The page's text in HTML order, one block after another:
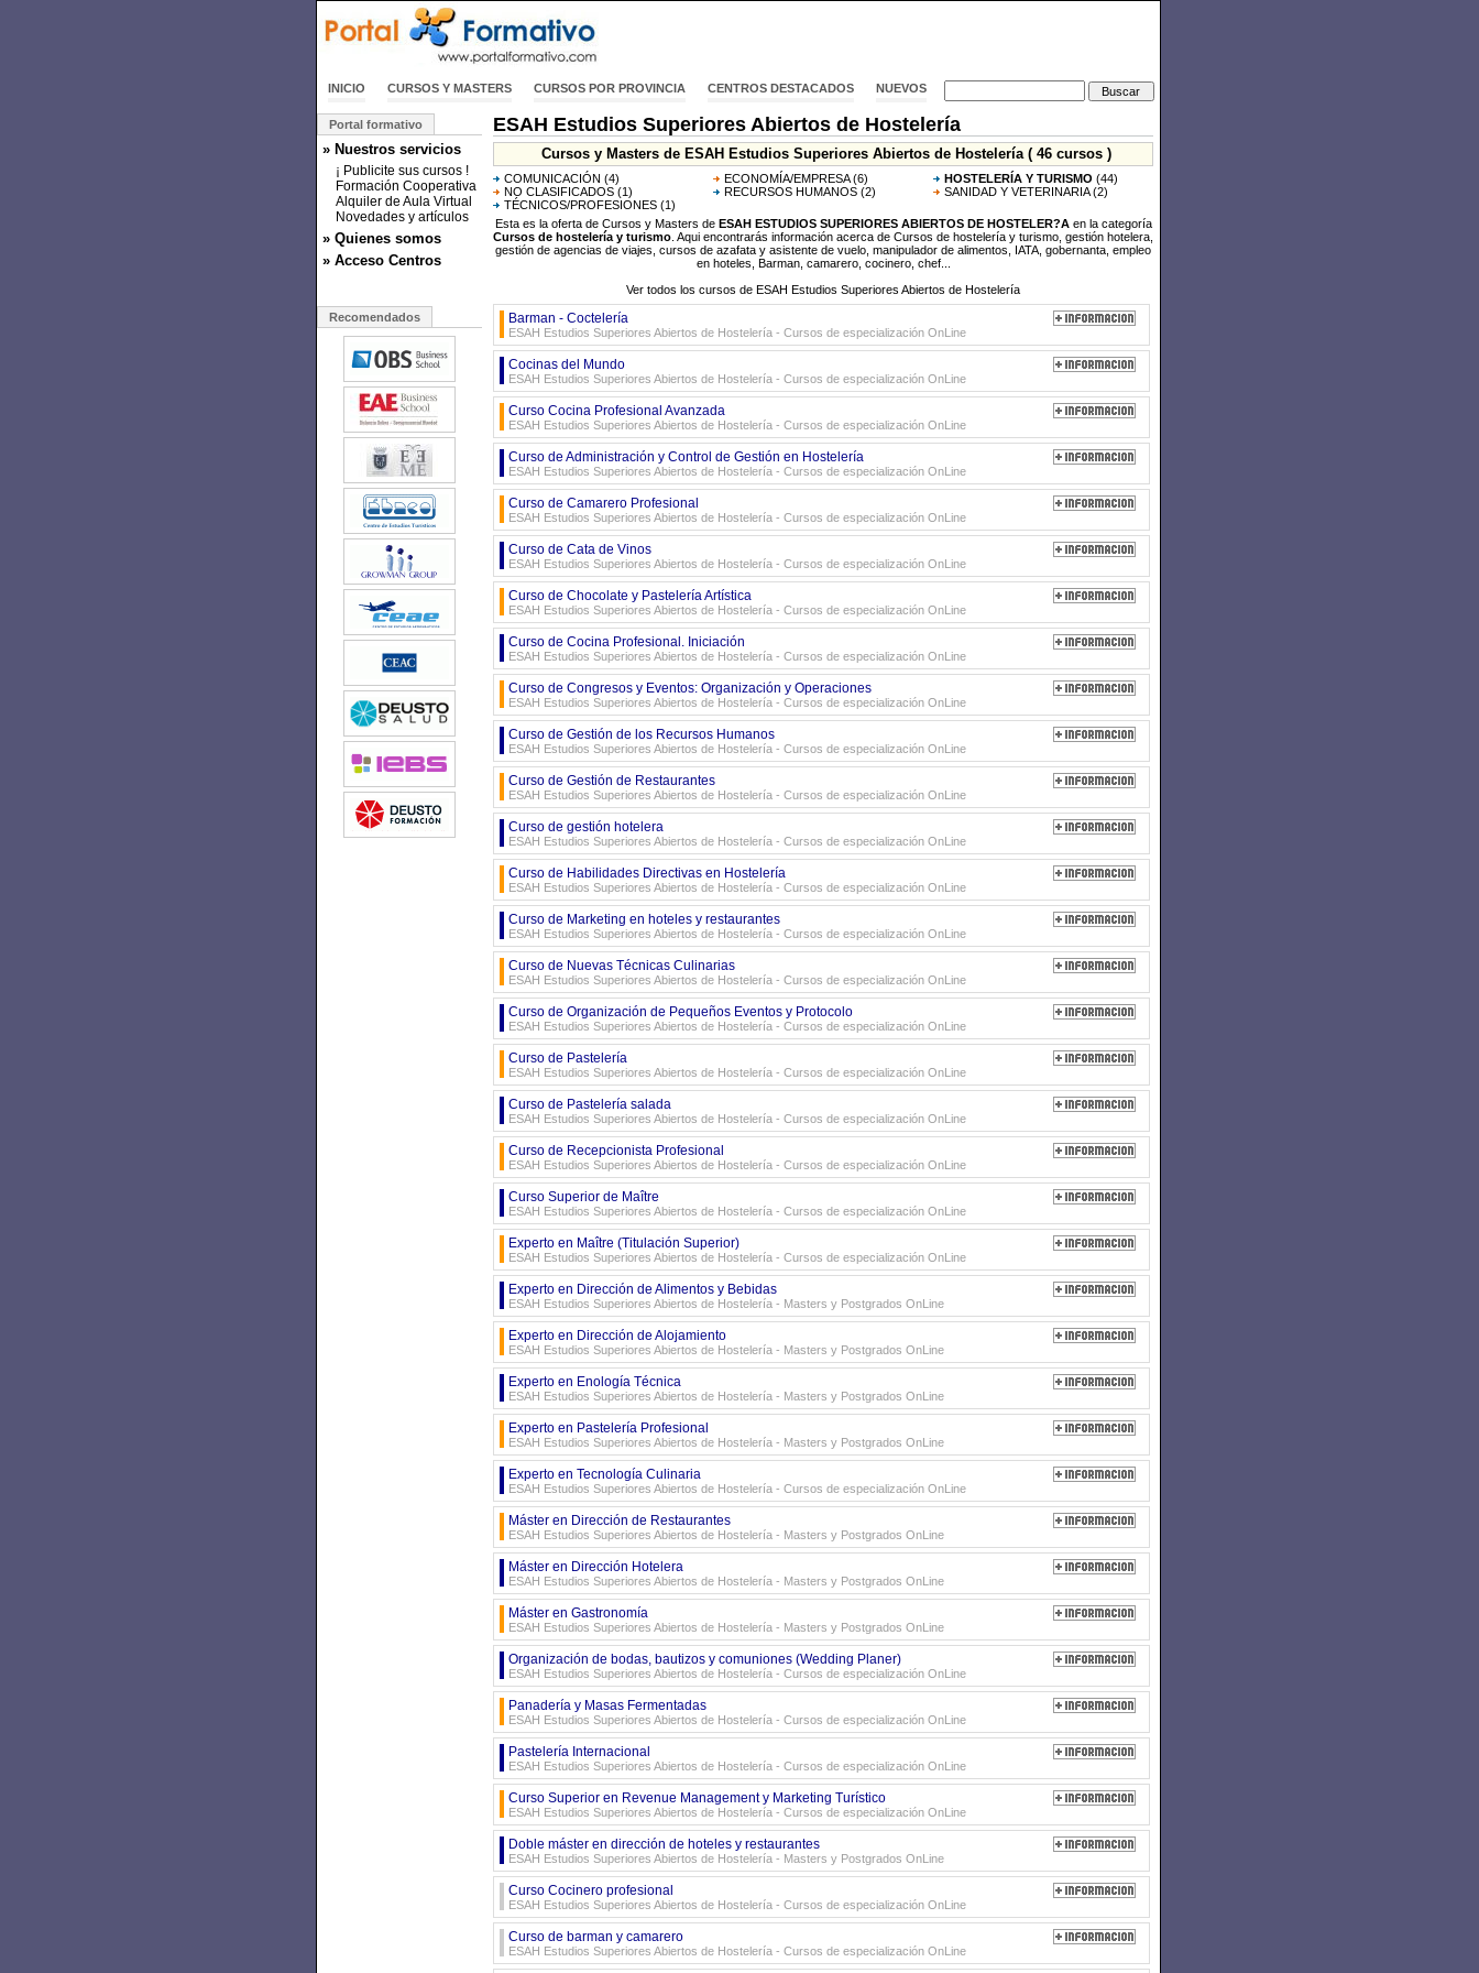
INICIO CURSOS Y MASTERS CURSOS POR PROVINCIA CENTROS DESTACADOS NUEVOS
Portal formativo
» Nuestros servicios
¡ Publicite sus cursos !
Formación Cooperativa
Alquiler de Aula Virtual
Novedades y artículos
» Quienes somos
» Acceso Centros
Recomendados
ESAH Estudios Superiores Abiertos de Hostelería
Cursos y Masters de ESAH Estudios Superiores Abiertos de Hostelería ( 46 cursos )
COMUNICACIÓN (4) ECONOMÍA/EMPRESA(6) HOSTELERÍA Y TURISMO (44)
NO CLASIFICADOS (1) RECURSOS HUMANOS (2) SANIDAD Y VETERINARIA(2)
TÉCNICOS/PROFESIONES (1)
Esta es la oferta de Cursos y Masters de ESAH ESTUDIOS SUPERIORES ABIERTOS DE HOSTELER?Aen la categoría
Cursos de hostelería y turismo . Aqui encontrarás información acerca de Cursos de hostelería y turismo, gestión hotelera,
gestión de agencias de viajes, cursos de azafata y asistente de vuelo, manipulador de alimentos, IATA, gobernanta, empleo
en hoteles, Barman, camarero, cocinero, chef...
Ver todos los cursos de ESAH Estudios Superiores Abiertos de Hostelería
Barman - Coctelería
ESAH Estudios Superiores Abiertos de Hostelería - Cursos de especialización OnLine
Cocinas del Mundo
ESAH Estudios Superiores Abiertos de Hostelería - Cursos de especialización OnLine
Curso Cocina Profesional Avanzada
ESAH Estudios Superiores Abiertos de Hostelería - Cursos de especialización OnLine
Curso de Administración y Control de Gestión en Hostelería
ESAH Estudios Superiores Abiertos de Hostelería - Cursos de especialización OnLine
Curso de Camarero Profesional
ESAH Estudios Superiores Abiertos de Hostelería - Cursos de especialización OnLine
Curso de Cata de Vinos
ESAH Estudios Superiores Abiertos de Hostelería - Cursos de especialización OnLine
Curso de Chocolate y Pastelería Artística
ESAH Estudios Superiores Abiertos de Hostelería - Cursos de especialización OnLine
Curso de Cocina Profesional. Iniciación
ESAH Estudios Superiores Abiertos de Hostelería - Cursos de especialización OnLine
Curso de Congresos y Eventos: Organización y Operaciones
ESAH Estudios Superiores Abiertos de Hostelería - Cursos de especialización OnLine
Curso de Gestión de los Recursos Humanos
ESAH Estudios Superiores Abiertos de Hostelería - Cursos de especialización OnLine
Curso de Gestión de Restaurantes
ESAH Estudios Superiores Abiertos de Hostelería - Cursos de especialización OnLine
Curso de gestión hotelera
ESAH Estudios Superiores Abiertos de Hostelería - Cursos de especialización OnLine
Curso de Habilidades Directivas en Hostelería
ESAH Estudios Superiores Abiertos de Hostelería - Cursos de especialización OnLine
Curso de Marketing en hoteles y restaurantes
ESAH Estudios Superiores Abiertos de Hostelería - Cursos de especialización OnLine
Curso de Nuevas Técnicas Culinarias
ESAH Estudios Superiores Abiertos de Hostelería - Cursos de especialización OnLine
Curso de Organización de Pequeños Eventos y Protocolo
ESAH Estudios Superiores Abiertos de Hostelería - Cursos de especialización OnLine
Curso de Pastelería
ESAH Estudios Superiores Abiertos de Hostelería - Cursos de especialización OnLine
Curso de Pastelería salada
ESAH Estudios Superiores Abiertos de Hostelería - Cursos de especialización OnLine
Curso de Recepcionista Profesional
ESAH Estudios Superiores Abiertos de Hostelería - Cursos de especialización OnLine
Curso Superior de Maître
ESAH Estudios Superiores Abiertos de Hostelería - Cursos de especialización OnLine
Experto en Maître (Titulación Superior)
ESAH Estudios Superiores Abiertos de Hostelería - Cursos de especialización OnLine
Experto en Dirección de Alimentos y Bebidas
ESAH Estudios Superiores Abiertos de Hostelería - Masters y Postgrados OnLine
Experto en Dirección de Alojamiento
ESAH Estudios Superiores Abiertos de Hostelería - Masters y Postgrados OnLine
Experto en Enología Técnica
ESAH Estudios Superiores Abiertos de Hostelería - Masters y Postgrados OnLine
Experto en Pastelería Profesional
ESAH Estudios Superiores Abiertos de Hostelería - Masters y Postgrados OnLine
Experto en Tecnología Culinaria
ESAH Estudios Superiores Abiertos de Hostelería - Cursos de especialización OnLine
Máster en Dirección de Restaurantes
ESAH Estudios Superiores Abiertos de Hostelería - Masters y Postgrados OnLine
Máster en Dirección Hotelera
ESAH Estudios Superiores Abiertos de Hostelería - Masters y Postgrados OnLine
Máster en Gastronomía
ESAH Estudios Superiores Abiertos de Hostelería - Masters y Postgrados OnLine
Organización de bodas, bautizos y comuniones (Wedding Planer)
ESAH Estudios Superiores Abiertos de Hostelería - Cursos de especialización OnLine
Panadería y Masas Fermentadas
ESAH Estudios Superiores Abiertos de Hostelería - Cursos de especialización OnLine
Pastelería Internacional
ESAH Estudios Superiores Abiertos de Hostelería - Cursos de especialización OnLine
Curso Superior en Revenue Management y Marketing Turístico
ESAH Estudios Superiores Abiertos de Hostelería - Cursos de especialización OnLine
Doble máster en dirección de hoteles y restaurantes
ESAH Estudios Superiores Abiertos de Hostelería - Masters y Postgrados OnLine
Curso Cocinero profesional
ESAH Estudios Superiores Abiertos de Hostelería - Cursos de especialización OnLine
Curso de barman y camarero
ESAH Estudios Superiores Abiertos de Hostelería - Cursos de especialización OnLine